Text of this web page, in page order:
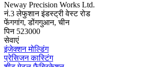
Neway Precision Works Ltd.
नं.3 लेफुशान इंडस्ट्री वेस्ट रोड
फेंगगांग, डोंगगुआन, चीन
पिन 523000
सेवाएं
इंजेक्शन मोल्डिंग
प्रेसिजन कास्टिंग